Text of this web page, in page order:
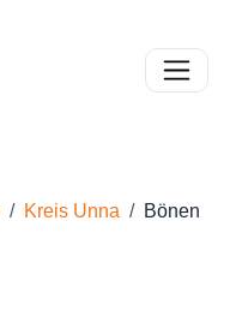
Toggle
Kreis Unna Bönen